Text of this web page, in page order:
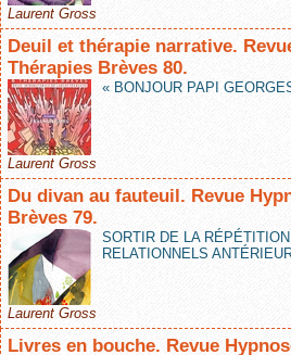
Laurent Gross
Deuil et thérapie narrative.
Thérapies Brèves 80.
« BONJOUR PAPI
Laurent Gross
Du divan au fauteuil. Revue
Brèves 79.
SORTIR DE LA
RELATIONNELS
Laurent Gross
Livres en bouche. Revue